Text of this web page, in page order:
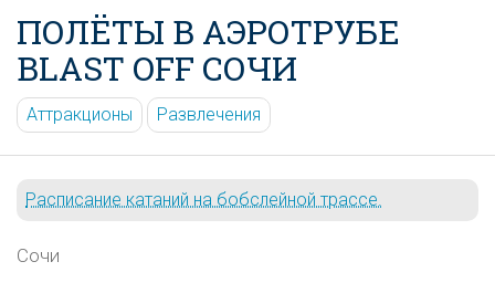
ПОЛЁТЫ В АЭРОТРУБЕ
BLAST OFF СОЧИ
Аттракционы Развлечения
Расписание катаний на бобслейной трассе.
Сочи